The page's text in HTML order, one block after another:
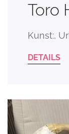
Toro
Kunst:,
DETAILS